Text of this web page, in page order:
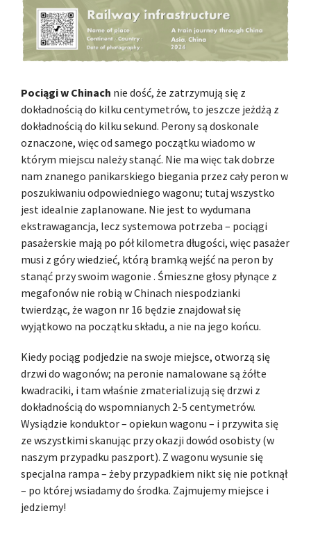
Pociągi w Chinach nie dość, że zatrzymują się z
dokładnością do kilku centymetrów, to jeszcze jeżdżą z
dokładnością do kilku sekund. Perony są doskonale
oznaczone, więc od samego początku wiadomo w
którym miejscu należy stanąć. Nie ma więc tak dobrze
nam znanego panikarskiego biegania przez cały peron w
poszukiwaniu odpowiedniego wagonu; tutaj wszystko
jest idealnie zaplanowane. Nie jest to wydumana
ekstrawagancja, lecz systemowa potrzeba – pociągi
pasażerskie mają po pół kilometra długości, więc pasażer
musi z góry wiedzieć, którą bramką wejść na peron by
stanąć przy swoim wagonie . Śmieszne głosy płynące z
megafonów nie robią w Chinach niespodzianki
twierdząc, że wagon nr 16 będzie znajdował się
wyjątkowo na początku składu, a nie na jego końcu.
Kiedy pociąg podjedzie na swoje miejsce, otworzą się
drzwi do wagonów; na peronie namalowane są żółte
kwadraciki, i tam właśnie zmaterializują się drzwi z
dokładnością do wspomnianych 2-5 centymetrów.
Wysiądzie konduktor – opiekun wagonu – i przywita się
ze wszystkimi skanując przy okazji dowód osobisty (w
naszym przypadku paszport). Z wagonu wysunie się
specjalna rampa – żeby przypadkiem nikt się nie potknął
– po której wsiadamy do środka. Zajmujemy miejsce i
jedziemy!